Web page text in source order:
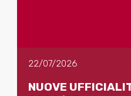
22/07/2026
NUOVE